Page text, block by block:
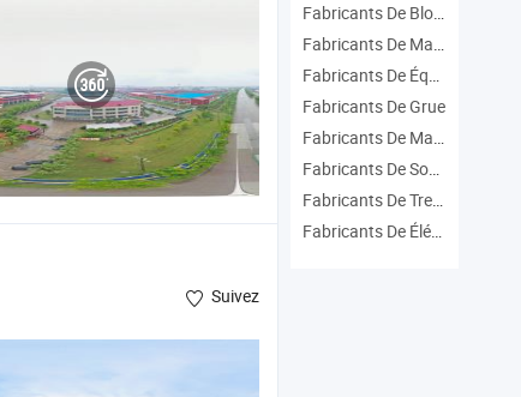
Suivez
Fabricants De Bloc Plummer
Fabricants De Machinerie
Fabricants De Équipement De Levage
Fabricants De Grue
Fabricants De Machinerie De Levage
Fabricants De Soulever
Fabricants De Treuil Électrique
Fabricants De Élévateur De Construction